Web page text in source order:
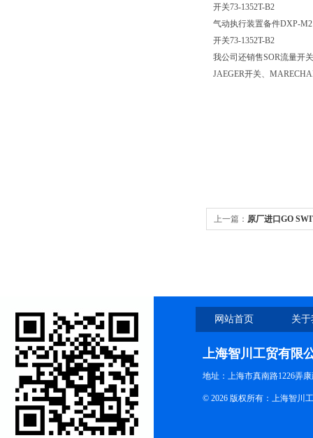
开关73-1352T-B2
气动执行装置备件DXP-
开关73-1352T-B2
我公司还销售SOR流量开
JAEGER开关、
上一篇： 原厂进口GO
网站首页 关
上海智川工贸有限
地址：上海市真南路1226弄
© 2026 版权所有：上海智川